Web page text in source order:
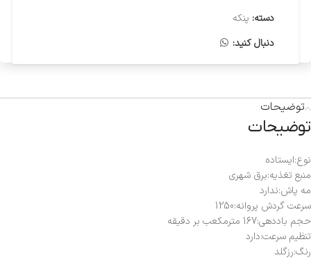
دسته: پنکه
دنبال کنید:
توضیحات
توضیحات
نوع:ایستاده
منبع تغذیه:برق شهری
مه پاش:ندارد
سرعت گردش پروانه:1250
حجم باددهی:167 مترمکعب بر دقیقه
تنظیم سرعت:دارد
رنگ:رزگلد